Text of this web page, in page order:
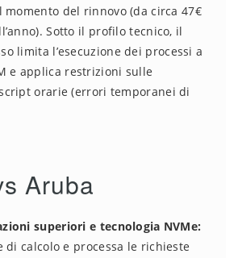
del rinnovo (da circa 47€
Sotto il profilo tecnico, il
limita l’esecuzione dei processi a
e applica restrizioni sulle
orarie (errori temporanei di
Aruba
superiori e tecnologia NVMe:
di calcolo e processa le richieste